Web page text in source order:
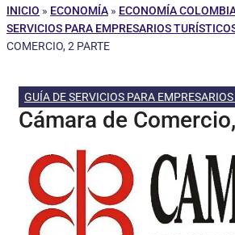
INICIO » ECONOMÍA » ECONOMÍA
SERVICIOS PARA EMPRESARIOS
COMERCIO, 2 PARTE
GUÍA DE SERVICIOS PARA
Cámara de